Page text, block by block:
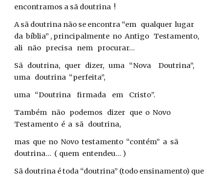
encontramos a sã doutrina !
A sã doutrina não se encontra “em qualquer lugar
da bíblia” , principalmente no Antigo Testamento,
ali não precisa nem procurar...
Sã doutrina, quer dizer, uma “Nova Doutrina”,
uma doutrina “perfeita”,
uma “Doutrina firmada em Cristo”.
Também não podemos dizer que o Novo
Testamento é a sã doutrina,
mas que no Novo testamento “contém” a sã
doutrina... ( quem entendeu... )
Sã doutrina é toda “doutrina” (todo ensinamento) que